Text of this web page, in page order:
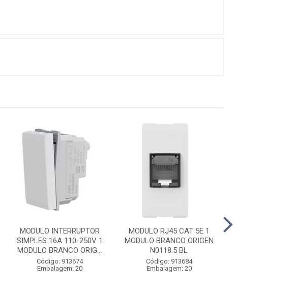
MODULO INTERRUPTOR
SIMPLES 16A 110-250V 1
MODULO BRANCO ORIG...
Código: 913674
Embalagem: 20
MODULO RJ45 CAT 5E 1
MODULO BRANCO ORIGEN
N0118.5 BL
Código: 913684
Embalagem: 20